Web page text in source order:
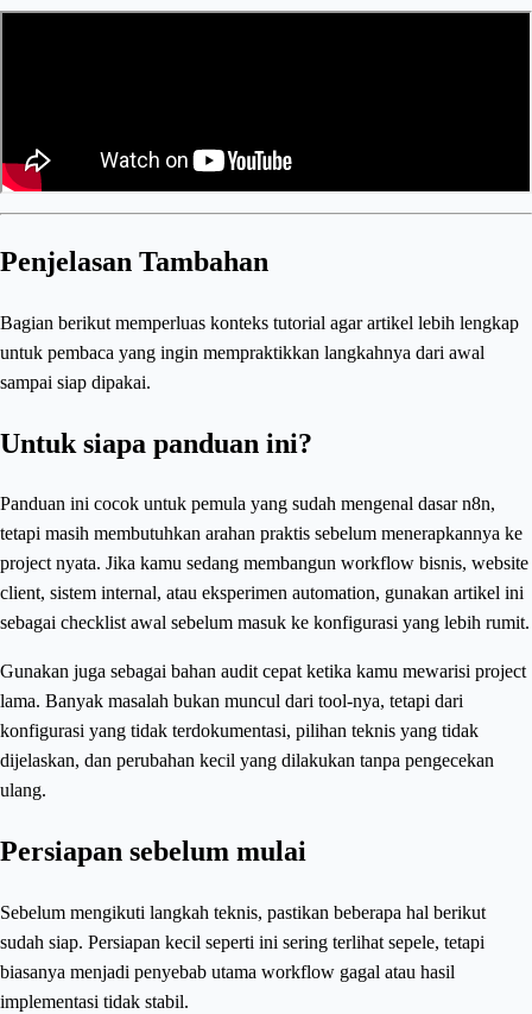
Penjelasan Tambahan
Bagian berikut memperluas konteks tutorial agar artikel lebih lengkap
untuk pembaca yang ingin mempraktikkan langkahnya dari awal
sampai siap dipakai.
Untuk siapa panduan ini?
Panduan ini cocok untuk pemula yang sudah mengenal dasar n8n,
tetapi masih membutuhkan arahan praktis sebelum menerapkannya ke
project nyata. Jika kamu sedang membangun workflow bisnis, website
client, sistem internal, atau eksperimen automation, gunakan artikel ini
sebagai checklist awal sebelum masuk ke konfigurasi yang lebih rumit.
Gunakan juga sebagai bahan audit cepat ketika kamu mewarisi project
lama. Banyak masalah bukan muncul dari tool-nya, tetapi dari
konfigurasi yang tidak terdokumentasi, pilihan teknis yang tidak
dijelaskan, dan perubahan kecil yang dilakukan tanpa pengecekan
ulang.
Persiapan sebelum mulai
Sebelum mengikuti langkah teknis, pastikan beberapa hal berikut
sudah siap. Persiapan kecil seperti ini sering terlihat sepele, tetapi
biasanya menjadi penyebab utama workflow gagal atau hasil
implementasi tidak stabil.